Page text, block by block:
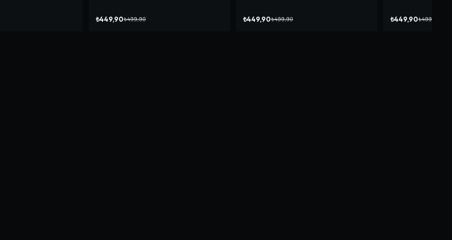
₺449,90₺499,90 ₺449,90₺499,90 ₺449,90₺499,90